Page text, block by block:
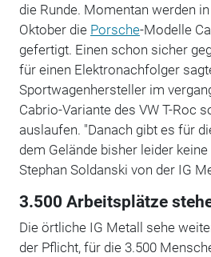
die Runde. Momentan werden
Oktober die Porsche-Modelle
gefertigt. Einen schon sicher
für einen Elektronachfolger
Sportwagenhersteller im
Cabrio-Variante des VW T-Roc
auslaufen. "Danach gibt es für
dem Gelände bisher leider
Stephan Soldanski von der IG
3.500 Arbeitsplätze
Die örtliche IG Metall sehe
der Pflicht, für die 3.500